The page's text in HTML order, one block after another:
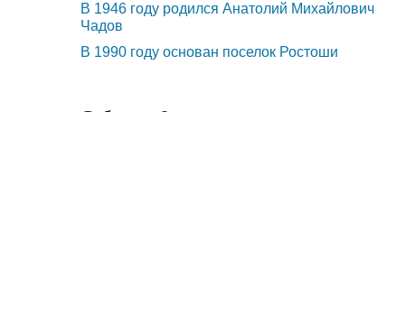
В 1946 году родился Анатолий Михайлович
Чадов
В 1990 году основан поселок Ростоши
События 8 августа: